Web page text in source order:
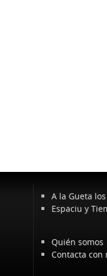
A la Gueta
Espaciu y
Quién somos
Contacta con